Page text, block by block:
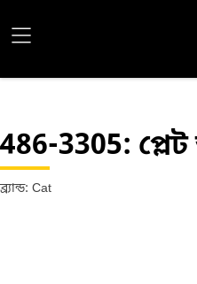
486-3305:
ব্র্যান্ড: Cat